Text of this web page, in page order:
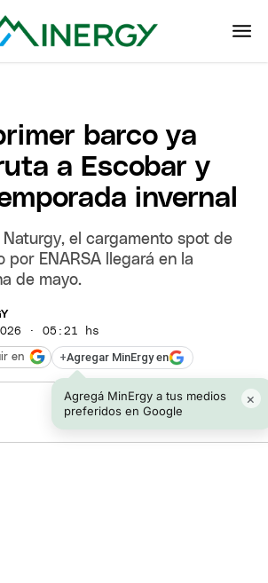
barco ya
a Escobar y
invernal
el cargamento spot de
por ENARSA llegará en la
de mayo.
· 05:21 hs
+Agregar MinErgy en
Agregá MinErgy a tus medios
preferidos en Google
×
en